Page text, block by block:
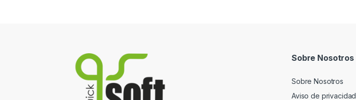
Sobre Nosotros
Sobre Nosotros
Aviso de privacidad